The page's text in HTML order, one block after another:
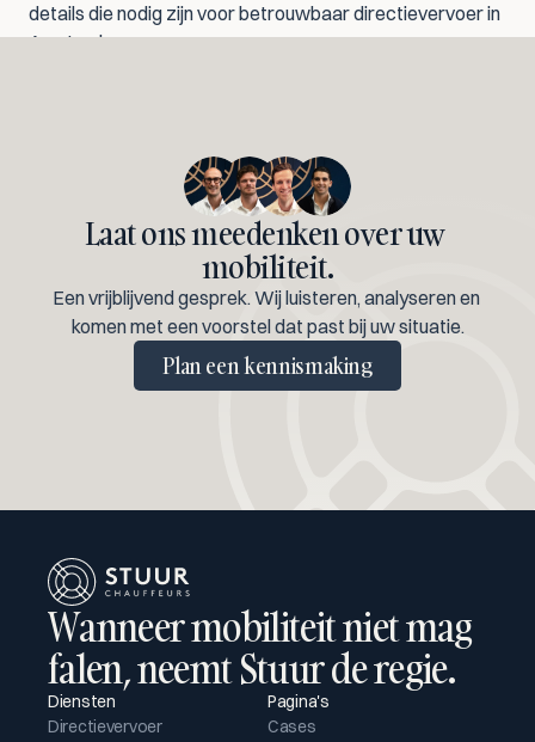
details die nodig zijn voor betrouwbaar directievervoer in
Amsterdam.
Laat ons meedenken over uw
mobiliteit.
Een vrijblijvend gesprek. Wij luisteren, analyseren en
komen met een voorstel dat past bij uw situatie.
Plan een kennismaking
Wanneer mobiliteit niet mag
falen, neemt Stuur de regie.
Diensten
Directievervoer
Pagina's
Cases